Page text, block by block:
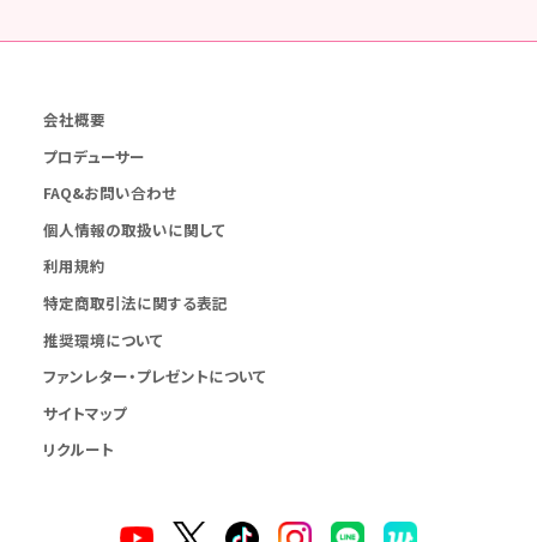
会社概要
プロデューサー
FAQ&お問い合わせ
個人情報の取扱いに関して
利用規約
特定商取引法に関する表記
推奨環境について
ファンレター・プレゼントについて
サイトマップ
リクルート